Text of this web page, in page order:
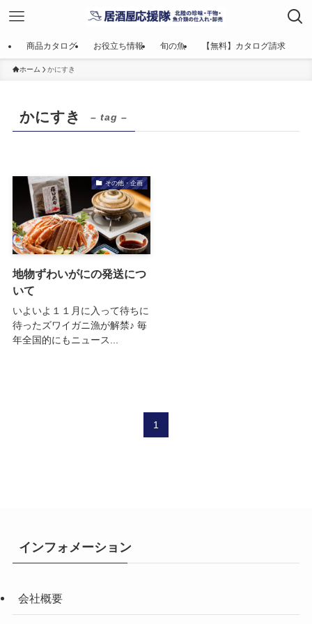
商品カタログ お役立ち情報 旬の魚 【無料】カタログ請求
ホーム かにすき
かにすき – tag –
その他・企画
地物ずわいがにの発送につ
いて
いよいよ１１月に入って待ちに
待ったズワイガニ漁が解禁♪ 毎
年全国的にもニュース...
1
インフォメーション
会社概要